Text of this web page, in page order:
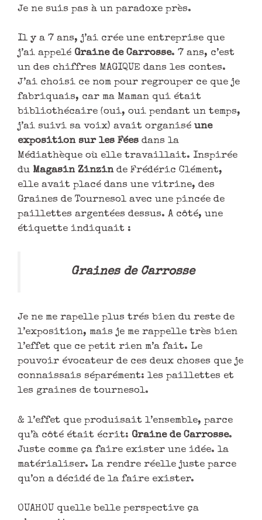
Je ne suis pas à un paradoxe près.
Il y a 7 ans, j’ai crée une entreprise que
j’ai appelé Graine de Carrosse. 7 ans, c’est
un des chiffres MAGIQUE dans les contes.
J’ai choisi ce nom pour regrouper ce que je
fabriquais, car ma Maman qui était
bibliothécaire (oui, oui pendant un temps,
j’ai suivi sa voix) avait organisé une
exposition sur les Fées dans la
Médiathèque où elle travaillait. Inspirée
du Magasin Zinzinde Frédéric Clément,
elle avait placé dans une vitrine, des
Graines de Tournesol avec une pincée de
paillettes argentées dessus. A côté, une
étiquette indiquait :
Graines de Carrosse
Je ne me rapelle plus trés bien du reste de
l’exposition, mais je me rappelle très bien
l’effet que ce petit rien m’a fait. Le
pouvoir évocateur de ces deux choses que je
connaissais séparément: les paillettes et
les graines de tournesol.
& l’effet que produisait l’ensemble, parce
qu’à côté était écrit: Graine de Carrosse.
Juste comme ça faire exister une idée. la
matérialiser. La rendre réelle juste parce
qu’on a décidé de la faire exister.
OUAHOU quelle belle perspective ça